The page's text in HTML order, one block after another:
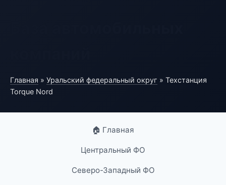
Главная » Уральский федеральный округ » Техстанция
Torque Nord
🏠 Главная
Центральный ФО
Северо-Западный ФО